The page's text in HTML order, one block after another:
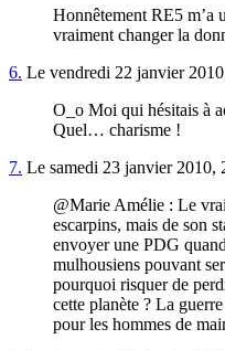
Honnêtement RE5 m’a
vraiment changer la
6. Le vendredi 22 janvier
O_o Moi qui hésitais à
Quel… charisme !
7. Le samedi 23 janvier 2010,
@Marie Amélie : Le
escarpins, mais de son
envoyer une PDG
mulhousiens pouvant
pourquoi risquer de
cette planète ? La
pour les hommes de